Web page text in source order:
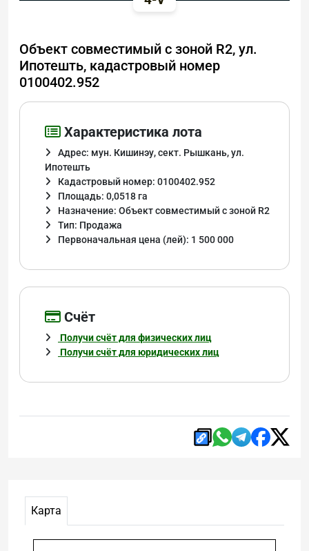
Объект совместимый с зоной R2, ул.
Ипотешть, кадастровый номер
0100402.952
Характеристика лота
Адрес: мун. Кишинэу, сект. Рышкань, ул.
Ипотешть
Кадастровый номер: 0100402.952
Площадь: 0,0518 га
Назначение: Объект совместимый с зоной R2
Тип: Продажа
Первоначальная цена (лей): 1 500 000
Cчёт
Получи счёт для физических лиц
Получи счёт для юридических лиц
Карта